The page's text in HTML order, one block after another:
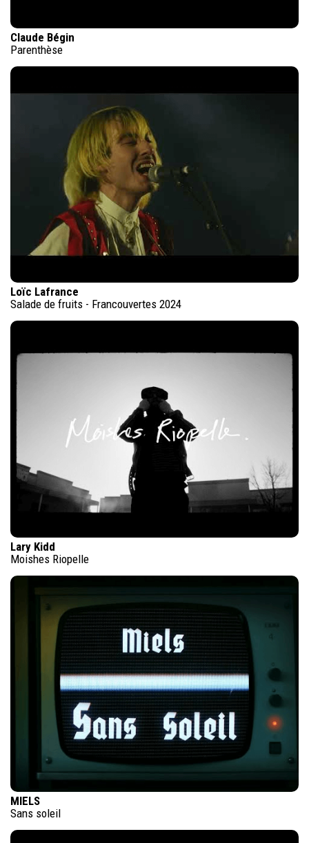
Claude Bégin
Parenthèse
Loïc Lafrance
Salade de fruits - Francouvertes 2024
Lary Kidd
Moishes Riopelle
MIELS
Sans soleil